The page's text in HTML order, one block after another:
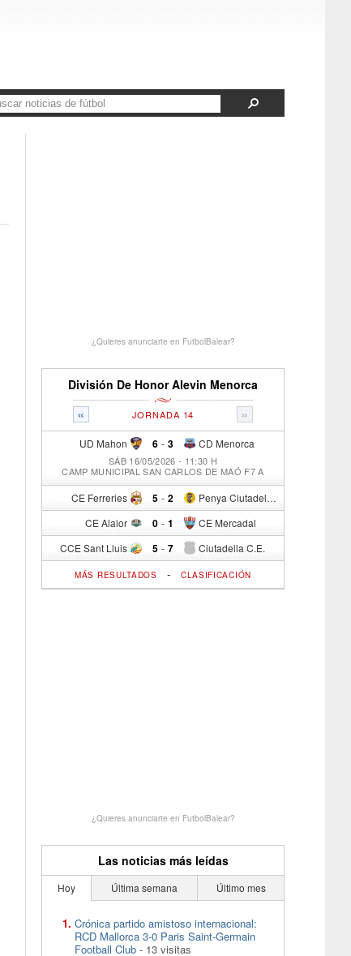
¿Quieres anunciarte en FutbolBalear?
División De Honor Alevin Menorca
« »
JORNADA 14
UD Mahon 6 - CD Menorca
3
SÁB 16/05/2026 - 11:30 H
CAMP MUNICIPAL SAN CARLOS DE MAÓ F7 A
CE Ferreries 5 - Penya Ciutadella Esportiva
2
CE Alaior 0 - CE Mercadal
1
CCE Sant Lluis 5 - Ciutadella C.E.
7
MÁS RESULTADOS - CLASIFICACIÓN
¿Quieres anunciarte en FutbolBalear?
Las noticias más leídas
Hoy Última semana Último mes
Crónica partido amistoso internacional:
RCD Mallorca 3-0 Paris Saint-Germain
Football Club - 13 visitas